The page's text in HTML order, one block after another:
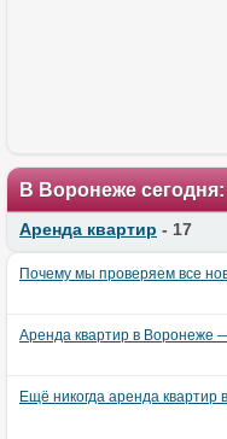
В Воронеже сегодня:
Аренда квартир - 17
Почему мы проверяем все
Аренда квартир в Воронеже
Ещё никогда аренда